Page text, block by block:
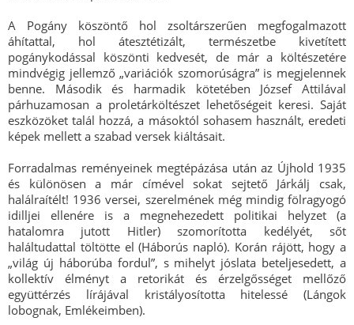
A Pogány köszöntő hol zsoltárszerűen megfogalmazott
áhítattal, hol átesztétizált, természetbe kivetített
pogánykodással köszönti kedvesét, de már a költészetére
mindvégig jellemző „variációk szomorúságra” is megjelennek
benne. Második és harmadik kötetében József Attilával
párhuzamosan a proletárköltészet lehetőségeit keresi. Saját
eszközöket talál hozzá, a másoktól sohasem használt, eredeti
képek mellett a szabad versek kiáltásait.
Forradalmas reményeinek megtépázása után az Újhold 1935
és különösen a már címével sokat sejtető Járkálj csak,
halálraítélt! 1936 versei, szerelmének még mindig fölragyogó
idilljei ellenére is a megnehezedett politikai helyzet (a
hatalomra jutott Hitler) szomorította kedélyét, sőt
haláltudattal töltötte el (Háborús napló). Korán rájött, hogy a
„világ új háborúba fordul”, s mihelyt jóslata beteljesedett, a
kollektív élményt a retorikát és érzelgősséget mellőző
együttérzés lírájával kristályosította hitelessé (Lángok
lobognak, Emlékeimben).